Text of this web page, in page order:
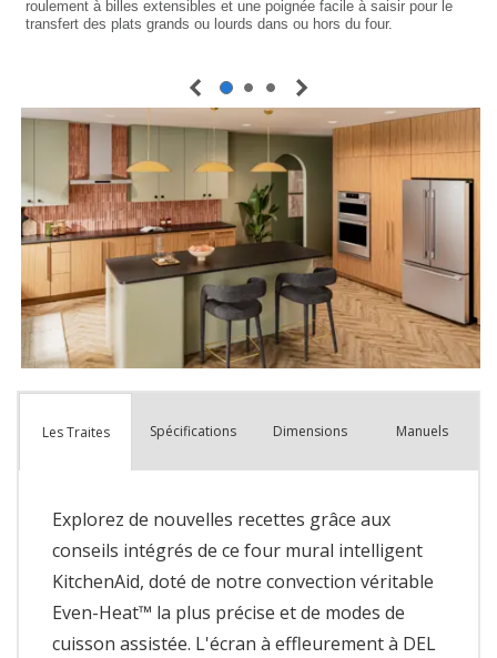
Les Traites Spécifications Dimensions Manuels
Explorez de nouvelles recettes grâce aux
conseils intégrés de ce four mural intelligent
KitchenAid, doté de notre convection véritable
Even-Heat™ la plus précise et de modes de
cuisson assistée. L'écran à effleurement à DEL